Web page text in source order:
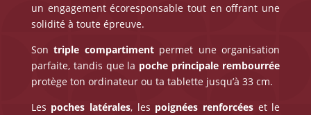
un engagement écoresponsable tout en offrant une
solidité à toute épreuve.
Sontriple compartimentpermet une organisation
parfaite, tandis que la poche principale rembourrée
protège ton ordinateur ou ta tablette jusqu’à 33 cm.
Les poches latérales, les poignées renforcéeset le